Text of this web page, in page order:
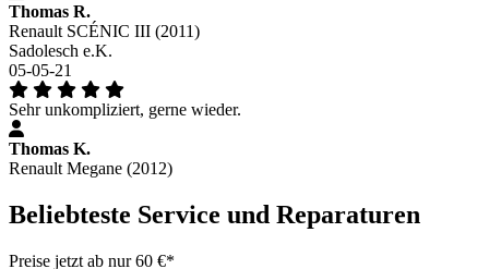
Thomas R.
Renault SCÉNIC III (2011)
Sadolesch e.K.
05-05-21
Sehr unkompliziert, gerne wieder.
Thomas K.
Renault Megane (2012)
Beliebteste Service und Reparaturen
Preise jetzt ab nur 60 €*